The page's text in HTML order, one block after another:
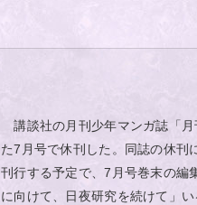
講談社の月刊少年マンガ誌「
た7月号で休刊した。同誌の休刊
刊行する予定で、7月号巻末の編
に向けて、日夜研究を続けて」